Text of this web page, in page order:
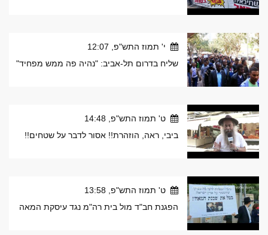
י' תמוז התש"פ, 12:07
שליח בדרום תל-אביב: "נהיה פה ממש מפחיד"
ט' תמוז התש"פ, 14:48
ביבי, ראה, הוזהרת!! אסור לדבר על שטחים!!
ט' תמוז התש"פ, 13:58
הפגנת חב"ד מול בית רה"מ נגד עיסקת המאה